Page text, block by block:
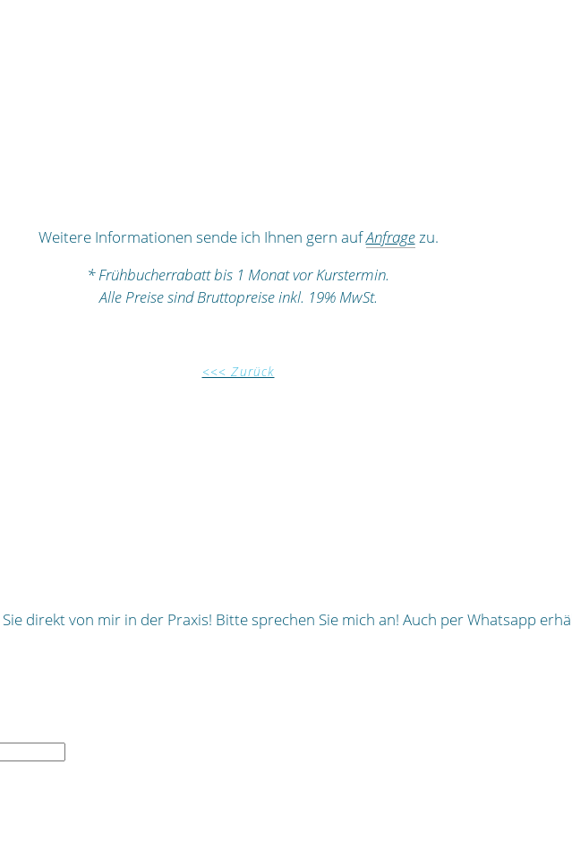
Weitere Informationen sende ich Ihnen gern aufAnfragezu.
* Frühbucherrabatt bis 1 Monat vor Kurstermin.
Alle Preise sind Bruttopreise inkl. 19% MwSt.
<<< Zurück
direkt von mir in der Praxis! Bitte sprechen Sie mich an! Auch per Whatsapp